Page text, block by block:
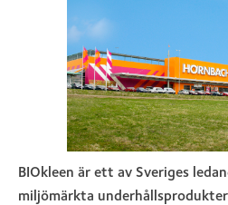
BIOkleen är ett av Sveriges
miljömärkta